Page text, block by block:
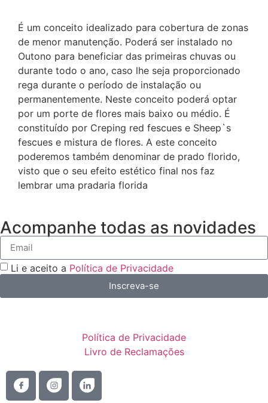
É um conceito idealizado para cobertura de zonas
de menor manutenção. Poderá ser instalado no
Outono para beneficiar das primeiras chuvas ou
durante todo o ano, caso lhe seja proporcionado
rega durante o período de instalação ou
permanentemente. Neste conceito poderá optar
por um porte de flores mais baixo ou médio. É
constituído por Creping red fescues e Sheep`s
fescues e mistura de flores. A este conceito
poderemos também denominar de prado florido,
visto que o seu efeito estético final nos faz
lembrar uma pradaria florida
Acompanhe todas as novidades
Li e aceito a Política de Privacidade
Inscreva-se
Política de Privacidade
Livro de Reclamações